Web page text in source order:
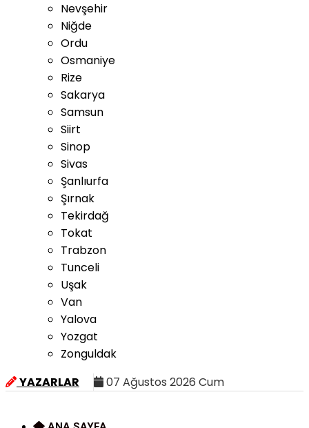
Nevşehir
Niğde
Ordu
Osmaniye
Rize
Sakarya
Samsun
Siirt
Sinop
Sivas
Şanlıurfa
Şırnak
Tekirdağ
Tokat
Trabzon
Tunceli
Uşak
Van
Yalova
Yozgat
Zonguldak
YAZARLAR
07 Ağustos 2026 Cum